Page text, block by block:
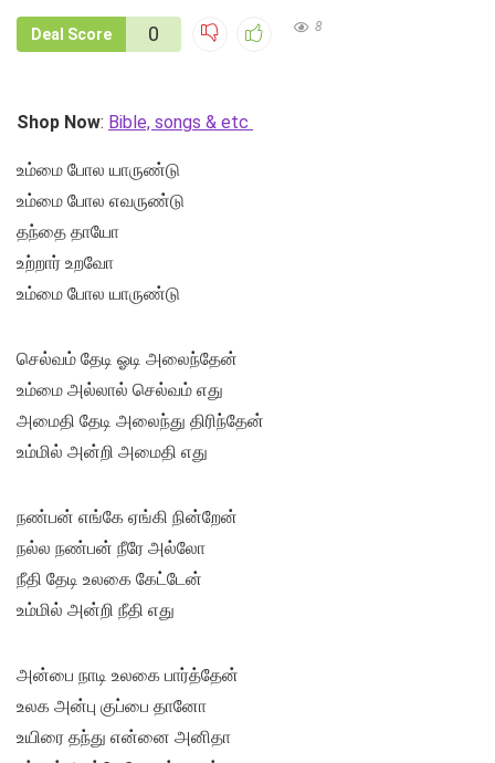
Deal Score 0 8
Shop Now: Bible, songs & etc
உம்மை போல யாருண்டு
உம்மை போல எவருண்டு
தந்தை தாயோ
உற்றார் உறவோ
உம்மை போல யாருண்டு
செல்வம் தேடி ஓடி அலைந்தேன்
உம்மை அல்லால் செல்வம் எது
அமைதி தேடி அலைந்து திரிந்தேன்
உம்மில் அன்றி அமைதி எது
நண்பன் எங்கே ஏங்கி நின்றேன்
நல்ல நண்பன் நீரே அல்லோ
நீதி தேடி உலகை கேட்டேன்
உம்மில் அன்றி நீதி எது
அன்பை நாடி உலகை பார்த்தேன்
உலக அன்பு குப்பை தானோ
உயிரை தந்து என்னை அனிதா